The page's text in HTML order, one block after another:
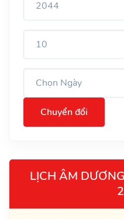
Chuyển đổi
LỊCH ÂM